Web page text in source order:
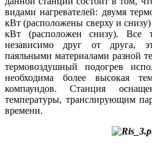
видами нагревателей: двумя
кВт (расположены сверху и
кВт (расположен снизу). Все
независимо друг от друга,
паяльными материалами разной
термовоздушный подогрев
необходима более высокая
компаундов. Станция
температуры, транслирующим
времени.